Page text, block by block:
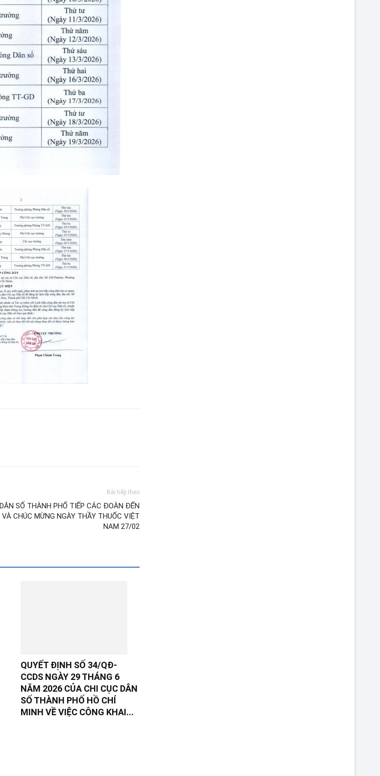
Bài tiếp theo
SỐ THÀNH PHỐ TIẾP CÁC ĐOÀN ĐẾN
CHÚC MỪNG NGÀY THẦY THUỐC VIỆT
NAM 27/02
QUYẾT ĐỊNH SỐ 34/QĐ-
CCDS NGÀY 29 THÁNG 6
NĂM 2026 CỦA CHI CỤC DÂN
SỐ THÀNH PHỐ HỒ CHÍ
MINH VỀ VIỆC CÔNG KHAI...